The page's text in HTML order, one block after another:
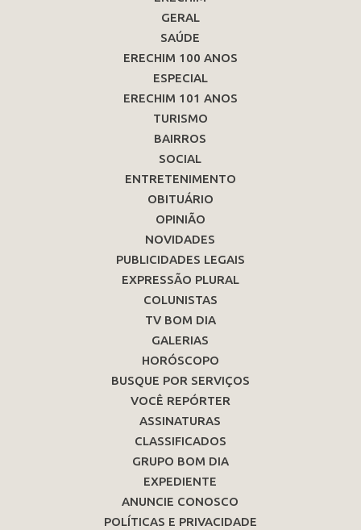
GERAL
SAÚDE
ERECHIM 100 ANOS
ESPECIAL
ERECHIM 101 ANOS
TURISMO
BAIRROS
SOCIAL
ENTRETENIMENTO
OBITUÁRIO
OPINIÃO
NOVIDADES
PUBLICIDADES LEGAIS
EXPRESSÃO PLURAL
COLUNISTAS
TV BOM DIA
GALERIAS
HORÓSCOPO
BUSQUE POR SERVIÇOS
VOCÊ REPÓRTER
ASSINATURAS
CLASSIFICADOS
GRUPO BOM DIA
EXPEDIENTE
ANUNCIE CONOSCO
POLÍTICAS E PRIVACIDADE